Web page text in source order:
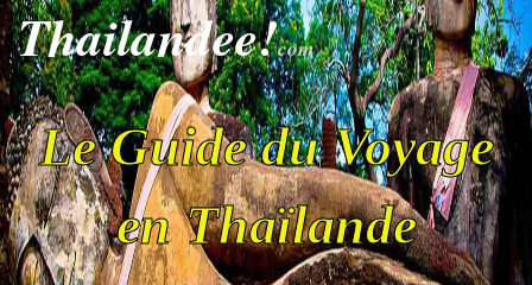
Thailandee!com
Le Guide du Voyage
en Thaïlande